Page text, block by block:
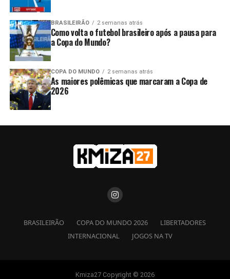
BRASILEIRÃO 2 semanas atrás
Como volta o futebol brasileiro após a pausa para
a Copa do Mundo?
COPA DO MUNDO 2 semanas atrás
As maiores polêmicas que marcaram a Copa de
2026
BRASILEIRÃO COPA DO MUNDO 2026
LIBERTADORES
INTERNACIONAL
JOGOS NA TV
Kmiza27 Copyright © 2026